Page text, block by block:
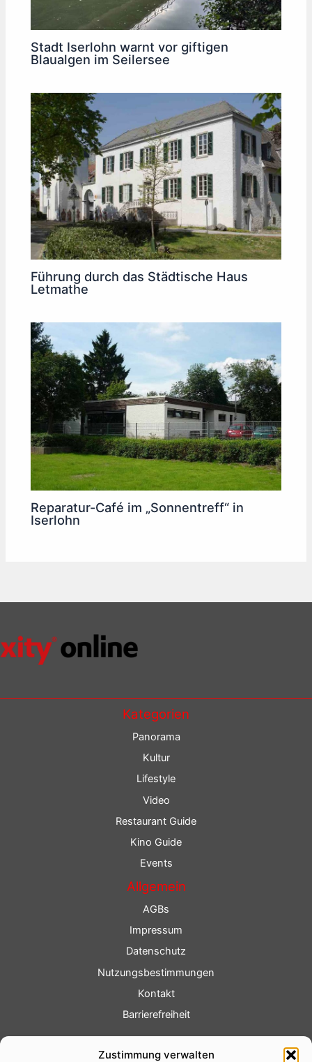
Zustimmung verwalten
Stadt Iserlohn warnt vor giftigen
Blaualgen im Seilersee
Führung durch das Städtische Haus
Letmathe
Reparatur-Café im „Sonnentreff“ in
Iserlohn
Kategorien
Panorama
Kultur
Lifestyle
Video
Restaurant Guide
Kino Guide
Events
Allgemein
AGBs
Impressum
Datenschutz
Nutzungsbestimmungen
Kontakt
Barrierefreiheit